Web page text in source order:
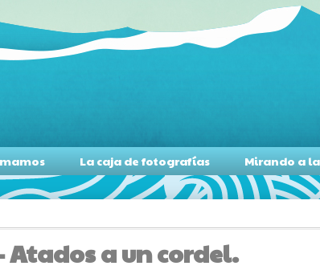
La caja de fotografías Mirando a
Atados a un cordel.